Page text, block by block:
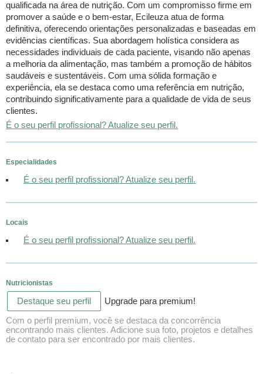
qualificada na área de nutrição. Com um compromisso firme em
promover a saúde e o bem-estar, Ecileuza atua de forma
definitiva, oferecendo orientações personalizadas e baseadas em
evidências científicas. Sua abordagem holística considera as
necessidades individuais de cada paciente, visando não apenas
a melhoria da alimentação, mas também a promoção de hábitos
saudáveis e sustentáveis. Com uma sólida formação e
experiência, ela se destaca como uma referência em nutrição,
contribuindo significativamente para a qualidade de vida de seus
clientes.
É o seu perfil profissional? Atualize seu perfil.
Especialidades
É o seu perfil profissional? Atualize seu perfil.
Locais
É o seu perfil profissional? Atualize seu perfil.
Nutricionistas
Destaque seu perfil Upgrade para premium!
Com o perfil premium, você se destaca da concorrência
encontrando mais clientes. Adicione sua foto, projetos e detalhes
de contato para ser encontrado por mais clientes.